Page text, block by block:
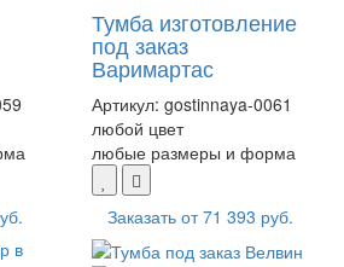
Тумба изготовление
под заказ
Варимартас
Артикул: gostinnaya-0061
любой цвет
любые размеры и форма
Заказать от71 393 руб.